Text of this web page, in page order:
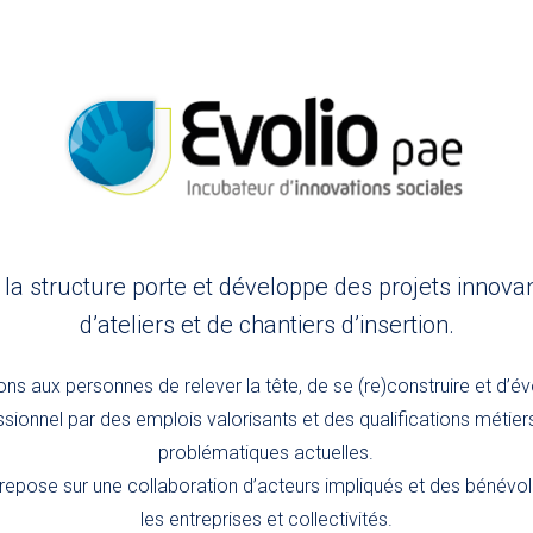
structure porte et développe des projets
d’ateliers et de chantiers d’insertion.
aux personnes de relever la tête, de se (re)construire et
par des emplois valorisants et des qualifications
problématiques actuelles.
sur une collaboration d’acteurs impliqués et des
les entreprises et collectivités.